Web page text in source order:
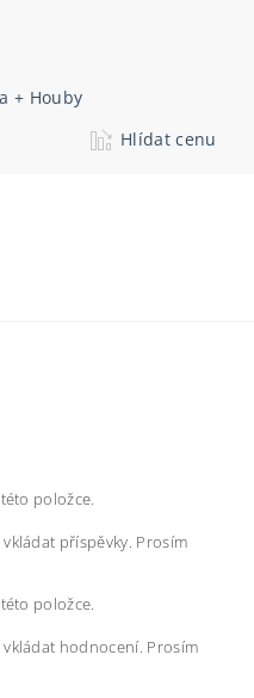
+ Houby
Hlídat cenu
položce.
příspěvky. Prosím
položce.
hodnocení. Prosím